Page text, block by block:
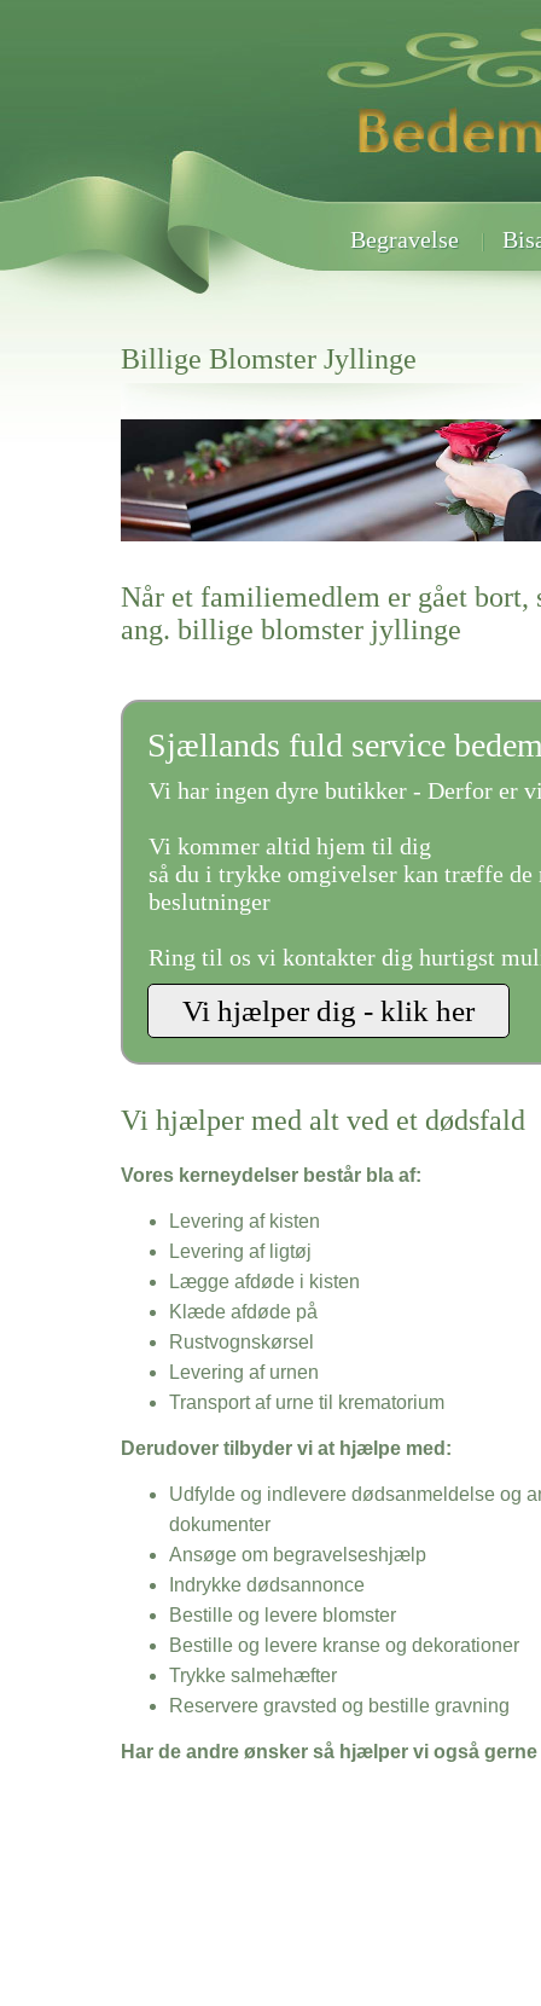
Begravelse
Billige Blomster Jyllinge
Her hos os får du altid en god afslutning når det gælder
Billige Blomster Jyllinge
vi hjælper i alle faser af begravelsel
Når et familiemedlem er gået bort,
ang. billige blomster jyllinge
Sjællands fuld service
Vi har ingen dyre butikker - Derfor er
Vi kommer altid hjem til dig
så du i trykke omgivelser kan træffe de
beslutninger
Ring til os vi kontakter dig hurtigst
Vi hjælper med alt ved et dødsfald
Vores kerneydelser består bla af:
Levering af kisten
Levering af ligtøj
Lægge afdøde i kisten
Klæde afdøde på
Rustvognskørsel
Levering af urnen
Transport af urne til krematorium
Derudover tilbyder vi at hjælpe med:
Udfylde og indlevere dødsanmeldelse og
dokumenter
Ansøge om begravelseshjælp
Indrykke dødsannonce
Bestille og levere blomster
Bestille og levere kranse og dekorationer
Trykke salmehæfter
Reservere gravsted og bestille gravning
Har de andre ønsker så hjælper vi også gerne